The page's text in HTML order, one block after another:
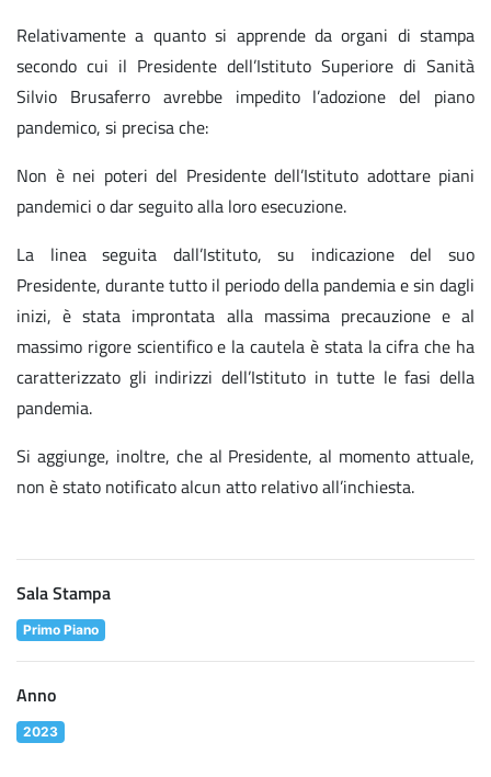
Relativamente a quanto si apprende da organi di stampa
secondo cui il Presidente dell’Istituto Superiore di Sanità
Silvio Brusaferro avrebbe impedito l’adozione del piano
pandemico, si precisa che:
Non è nei poteri del Presidente dell’Istituto adottare piani
pandemici o dar seguito alla loro esecuzione.
La linea seguita dall’Istituto, su indicazione del suo
Presidente, durante tutto il periodo della pandemia e sin dagli
inizi, è stata improntata alla massima precauzione e al
massimo rigore scientifico e la cautela è stata la cifra che ha
caratterizzato gli indirizzi dell’Istituto in tutte le fasi della
pandemia.
Si aggiunge, inoltre, che al Presidente, al momento attuale,
non è stato notificato alcun atto relativo all’inchiesta.
Sala Stampa
Primo Piano
Anno
2023